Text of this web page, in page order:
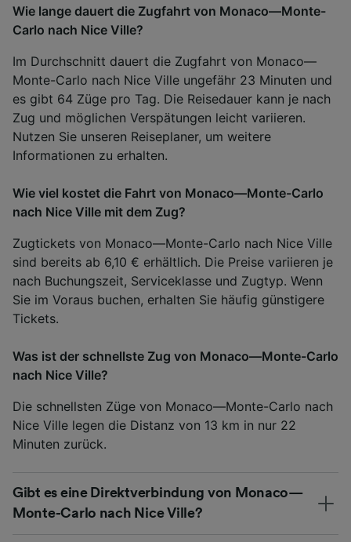
Wie lange dauert die Zugfahrt von Monaco—Monte-
Carlo nach Nice Ville?
Im Durchschnitt dauert die Zugfahrt von Monaco—
Monte-Carlo nach Nice Ville ungefähr 23 Minuten und
es gibt 64 Züge pro Tag. Die Reisedauer kann je nach
Zug und möglichen Verspätungen leicht variieren.
Nutzen Sie unseren Reiseplaner, um weitere
Informationen zu erhalten.
Wie viel kostet die Fahrt von Monaco—Monte-Carlo
nach Nice Ville mit dem Zug?
Zugtickets von Monaco—Monte-Carlo nach Nice Ville
sind bereits ab 6,10 € erhältlich. Die Preise variieren je
nach Buchungszeit, Serviceklasse und Zugtyp. Wenn
Sie im Voraus buchen, erhalten Sie häufig günstigere
Tickets.
Was ist der schnellste Zug von Monaco—Monte-Carlo
nach Nice Ville?
Die schnellsten Züge von Monaco—Monte-Carlo nach
Nice Ville legen die Distanz von 13 km in nur 22
Minuten zurück.
Gibt es eine Direktverbindung von Monaco—
Monte-Carlo nach Nice Ville?